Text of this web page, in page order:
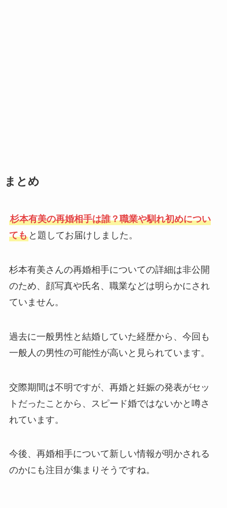
まとめ
杉本有美の再婚相手は誰？職業や馴れ初めについ
てもと題してお届けしました。
杉本有美さんの再婚相手についての詳細は非公開
のため、顔写真や氏名、職業などは明らかにされ
ていません。
過去に一般男性と結婚していた経歴から、今回も
一般人の男性の可能性が高いと見られています。
交際期間は不明ですが、再婚と妊娠の発表がセッ
トだったことから、スピード婚ではないかと噂さ
れています。
今後、再婚相手について新しい情報が明かされる
のかにも注目が集まりそうですね。